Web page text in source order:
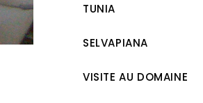
TUNIA
SELVAPIANA
VISITE AU DOMAINE